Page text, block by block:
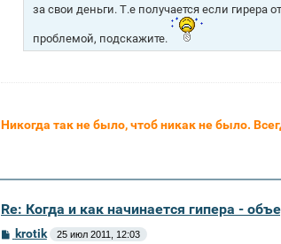
за свои деньги. Т.е получается если гирера
проблемой, подскажите.
Никогда так не было, чтоб никак не было.
Re: Когда и как начинается гипера -
Сkrotik 25 июл 2011, 12:03